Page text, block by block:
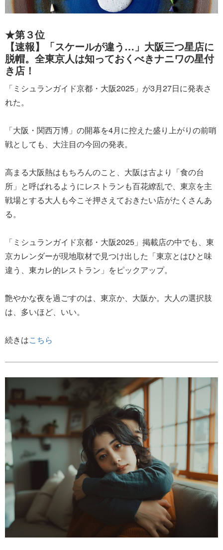
★第３位
【速報】「スケールが違う…」大阪三つ星店に
脱帽。全東京人は知っておくべきナニワの星付
き店！
「ミシュランガイド京都・大阪2025」が3月27日に発表さ
れた。
「大阪・関西万博」の開幕を4月に控えた盛り上がりの前哨
戦としても、大注目の今回の発表。
高まる大阪熱はもちろんのこと、大阪は古より「食の台
所」と呼ばれるようにレストランも百花繚乱で、東京を主
戦場とする大人も今こそ押さえておきたい店がたくさんあ
る。
「ミシュランガイド京都・大阪2025」掲載店の中でも、東
京カレンダーが現地取材で見つけ出した「東京とはひと味
違う、東カレ的レストラン」をピックアップ。
艶やかな夜を過ごすのは、東京か、大阪か。大人の選択肢
は、多いほど、いい。
続きはこちら